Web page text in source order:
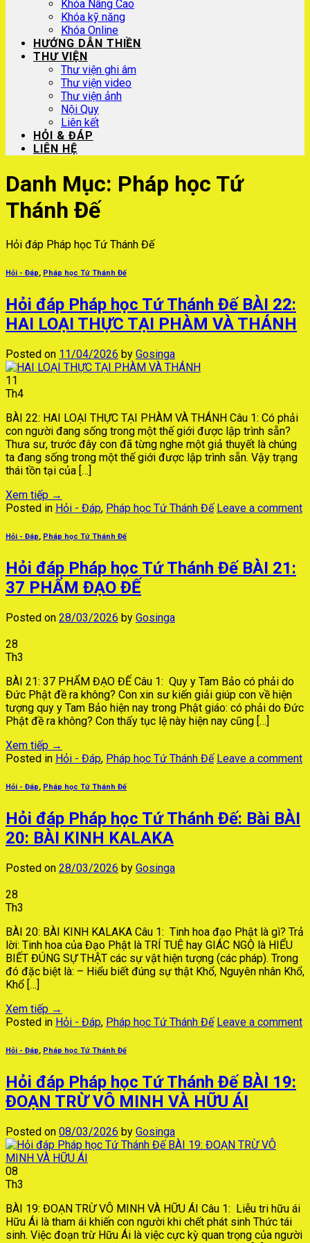
Khóa Nâng Cao
Khóa kỹ năng
Khóa Online
HƯỚNG DẪN THIỀN
THƯ VIỆN
Thư viện ghi âm
Thư viện video
Thư viện ảnh
Nội Quy
Liên kết
HỎI & ĐÁP
LIÊN HỆ
Danh Mục: Pháp học Tứ
Thánh Đế
Hỏi đáp Pháp học Tứ Thánh Đế
Hỏi - Đáp, Pháp học Tứ Thánh Đế
Hỏi đáp Pháp học Tứ Thánh Đế BÀI 22:
HAI LOẠI THỰC TẠI PHÀM VÀ THÁNH
Posted on 11/04/2026 by Gosinga
11
Th4
BÀI 22: HAI LOẠI THỰC TẠI PHÀM VÀ THÁNH Câu 1: Có phải
con người đang sống trong một thế giới được lập trình sẵn?
Thưa sư, trước đây con đã từng nghe một giả thuyết là chúng
ta đang sống trong một thế giới được lập trình sẵn. Vậy trạng
thái tồn tại của […]
Xem tiếp →
Posted in Hỏi - Đáp, Pháp học Tứ Thánh Đế Leave a comment
Hỏi - Đáp, Pháp học Tứ Thánh Đế
Hỏi đáp Pháp học Tứ Thánh Đế BÀI 21:
37 PHẨM ĐẠO ĐẾ
Posted on 28/03/2026 by Gosinga
28
Th3
BÀI 21: 37 PHẨM ĐẠO ĐẾ Câu 1: Quy y Tam Bảo có phải do
Đức Phật đề ra không? Con xin sư kiến giải giúp con về hiện
tượng quy y Tam Bảo hiện nay trong Phật giáo: có phải do Đức
Phật đề ra không? Con thấy tục lệ này hiện nay cũng […]
Xem tiếp →
Posted in Hỏi - Đáp, Pháp học Tứ Thánh Đế Leave a comment
Hỏi - Đáp, Pháp học Tứ Thánh Đế
Hỏi đáp Pháp học Tứ Thánh Đế: Bài BÀI
20: BÀI KINH KALAKA
Posted on 28/03/2026 by Gosinga
28
Th3
BÀI 20: BÀI KINH KALAKA Câu 1: Tinh hoa đạo Phật là gì? Trả
lời: Tinh hoa của Đạo Phật là TRÍ TUỆ hay GIÁC NGỘ là HIỂU
BIẾT ĐÚNG SỰ THẬT các sự vật hiện tượng (các pháp). Trong
đó đặc biệt là: – Hiểu biết đúng sự thật Khổ, Nguyên nhân Khổ,
Khổ […]
Xem tiếp →
Posted in Hỏi - Đáp, Pháp học Tứ Thánh Đế Leave a comment
Hỏi - Đáp, Pháp học Tứ Thánh Đế
Hỏi đáp Pháp học Tứ Thánh Đế BÀI 19:
ĐOẠN TRỪ VÔ MINH VÀ HỮU ÁI
Posted on 08/03/2026 by Gosinga
08
Th3
BÀI 19: ĐOẠN TRỪ VÔ MINH VÀ HỮU ÁI Câu 1: Liễu tri hữu ái
Hữu Ái là tham ái khiến con người khi chết phát sinh Thức tái
sinh. Việc đoạn trừ Hữu Ái là việc cực kỳ quan trọng của người